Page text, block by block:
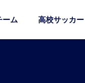
ーム 高校サッカー